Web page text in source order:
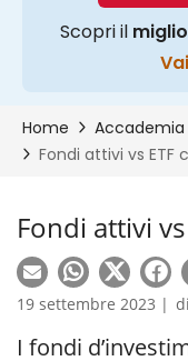
Fondi attivi
19 settembre 2023 | di
I fondi